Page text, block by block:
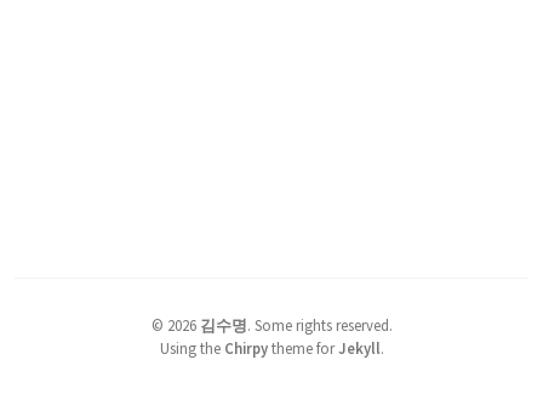
© 2026 김수명. Some rights reserved.
Using the Chirpytheme forJekyll.